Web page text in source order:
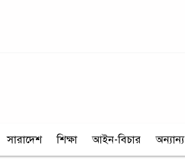
সারাদেশ শিক্ষা আইন-বিচার অন্যান্য